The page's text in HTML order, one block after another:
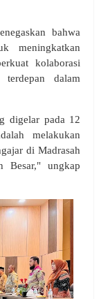
bahwa
meningkatkan
kolaborasi
dalam
digelar pada 12
melakukan
di Madrasah
Besar," ungkap